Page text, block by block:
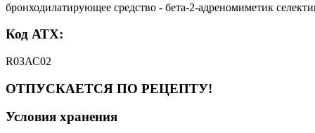
бронходилатирующее средство - бета-2-адреномиметик
Код АТХ:
R0ЗАС02
ОТПУСКАЕТСЯ ПО РЕЦЕПТУ!
Условия хранения